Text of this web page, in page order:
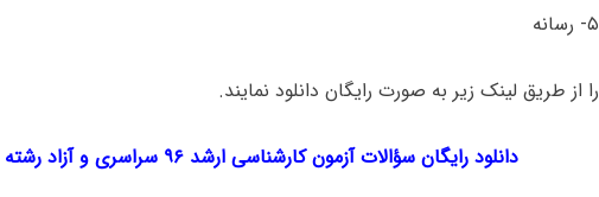
۵- رسانه
را از طریق لینک‌ زیر به صورت رایگان دانلود نمایند.
دانلود رایگان سؤالات آزمون کارشناسی ارشد ۹۶ سراسری و آزاد